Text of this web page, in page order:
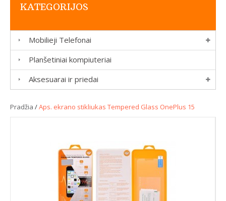
KATEGORIJOS
Mobilieji Telefonai
Planšetiniai kompiuteriai
Aksesuarai ir priedai
Pradžia /Aps. ekrano stikliukas Tempered Glass OnePlus 15